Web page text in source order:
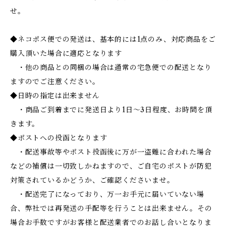
せ。
◆ネコポス便での発送は、基本的には1点のみ、対応商品をご
購入頂いた場合に適応となります
・他の商品との同梱の場合は通常の宅急便での配送となり
ますのでご注意ください。
◆日時の指定は出来ません
・商品ご到着までに発送日より1日～3日程度、お時間を頂
きます。
◆ポストへの投函となります
・配送事故等やポスト投函後に万が一盗難に合われた場合
などの補償は一切致しかねますので、ご自宅のポストが防犯
対策されているかどうか、ご確認くださいませ。
・配送完了になっており、万一お手元に届いていない場
合、弊社では再発送の手配等を行うことは出来ません。その
場合お手数ですがお客様と配送業者でのお話し合いとなりま